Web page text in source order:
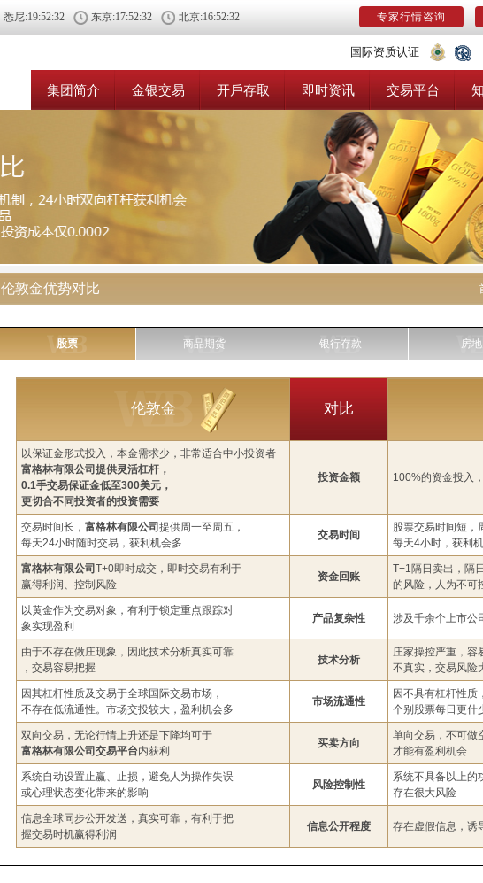
悉尼:19:52:32 东京:17:52:32 北京:16:52:32 专家行情咨询
国际资质认证
集团简介 金银交易 开戶存取 即时资讯 交易平台
伦敦金优势对比
股票 商品期货 银行存款 房
伦敦金 对比
以保证金形式投入，本金需求少，非常适合中小投资者
富格林有限公司提供灵活杠杆，
0.1手交易保证金低至300美元，
更切合不同投资者的投资需要
投资金额 100%的资金投入
交易时间长， 富格林有限公司 提供周一至周五，
每天24小时随时交易，获利机会多
交易时间
股票交易时间短，
每天4小时，获利
富格林有限公司 T+0即时成交，即时交易有利于
赢得利润、控制风险
资金回账
T+1隔日卖出，隔
的风险，人为不可
以黄金作为交易对象，有利于锁定重点跟踪对
象实现盈利
产品复杂性 涉及千余个上市公
由于不存在做庄现象，因此技术分析真实可靠
，交易容易把握
技术分析
庄家操控严重，容
不真实，交易风险
因其杠杆性质及交易于全球国际交易市场，
不存在低流通性。市场交投较大，盈利机会多
市场流通性
因不具有杠杆性质
个别股票每日更什
双向交易，无论行情上升还是下降均可于
富格林有限公司交易平台内获利
买卖方向
单向交易，不可做
才能有盈利机会
系统自动设置止赢、止损，避免人为操作失误
或心理状态变化带来的影响
风险控制性
系统不具备以上的
存在很大风险
信息全球同步公开发送，真实可靠，有利于把
握交易时机赢得利润
信息公开程度 存在虚假信息，诱